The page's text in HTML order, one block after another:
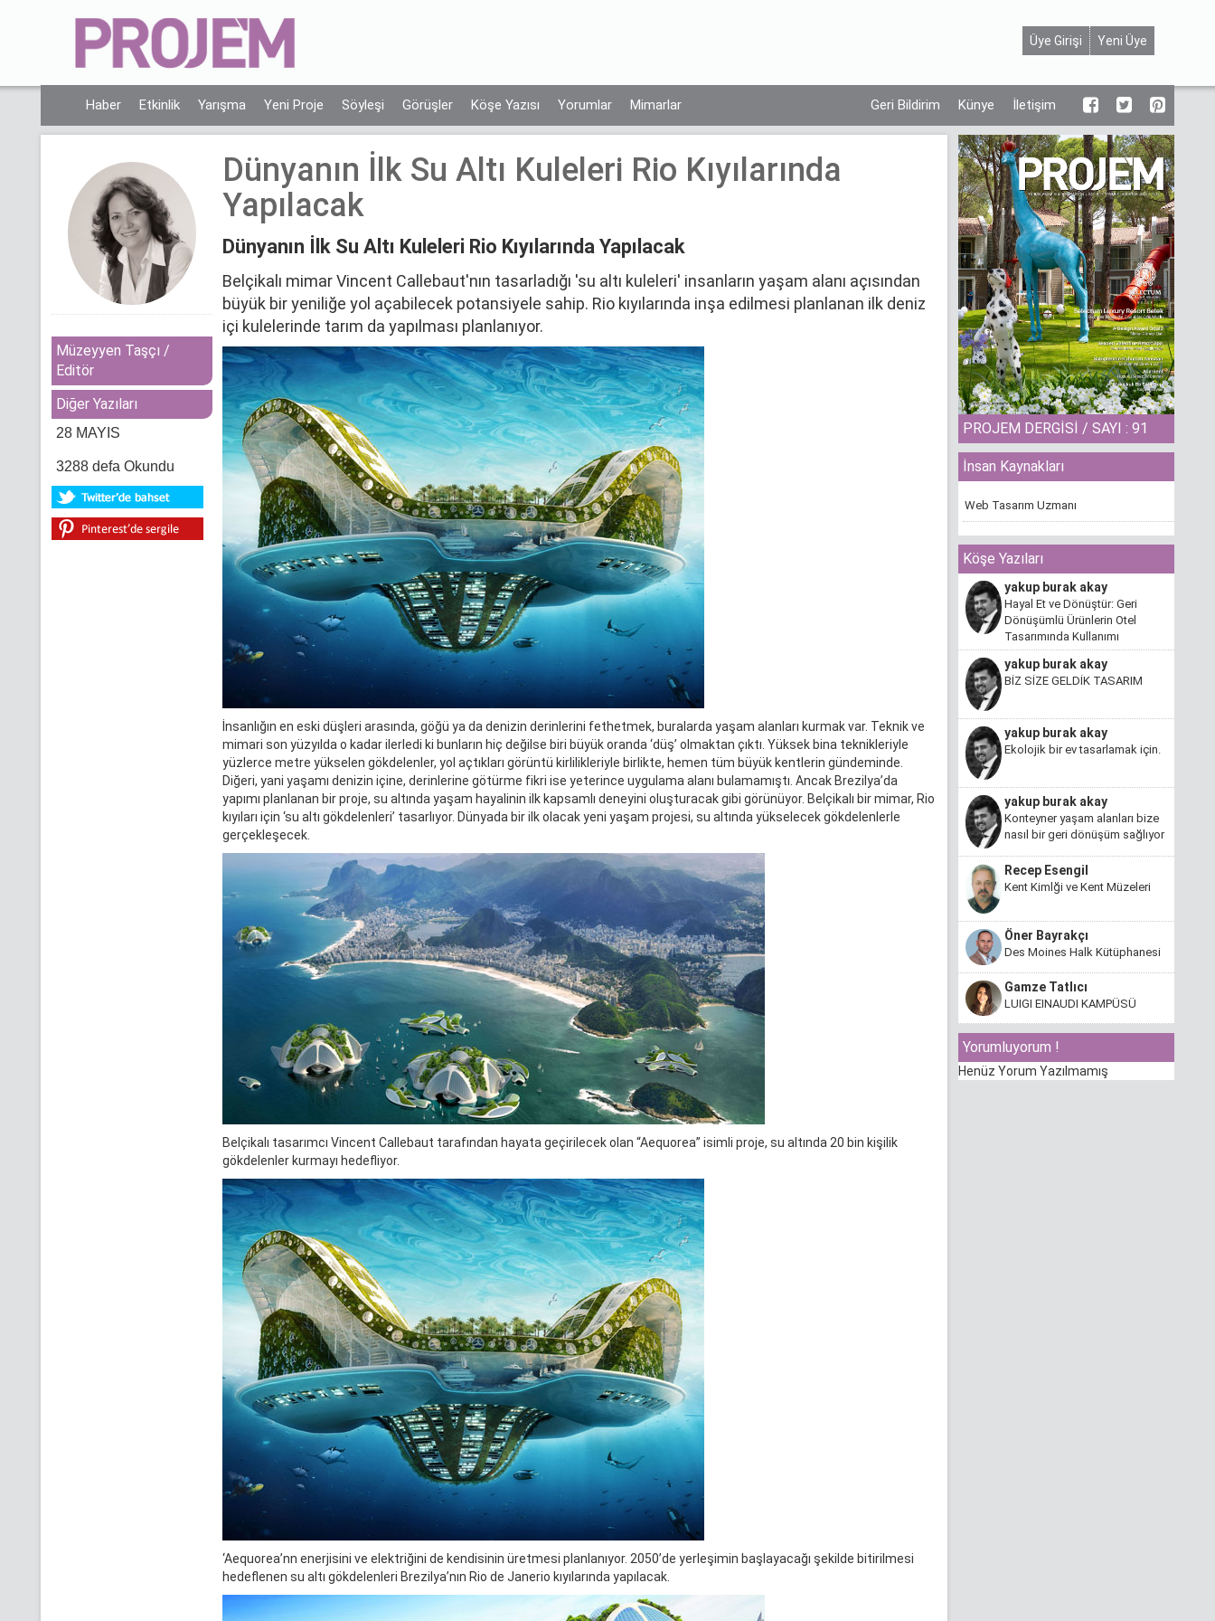
Üye Girişi Yeni Üye
Haber Etkinlik Yarışma Yeni Proje Söyleşi Görüşler Köşe Yazısı Yorumlar Mimarlar İletişim
Künye
Geri Bildirim
Müzeyyen Taşçı /
Editör
Diğer Yazıları
28 MAYIS
3288 defa Okundu
Dünyanın İlk Su Altı Kuleleri Rio Kıyılarında
Yapılacak
Dünyanın İlk Su Altı Kuleleri Rio Kıyılarında Yapılacak
Belçikalı mimar Vincent Callebaut'nın tasarladığı 'su altı kuleleri' insanların yaşam alanı açısından
büyük bir yeniliğe yol açabilecek potansiyele sahip. Rio kıyılarında inşa edilmesi planlanan ilk deniz
içi kulelerinde tarım da yapılması planlanıyor.
İnsanlığın en eski düşleri arasında, göğü ya da denizin derinlerini fethetmek, buralarda yaşam alanları kurmak var. Teknik ve
mimari son yüzyılda o kadar ilerledi ki bunların hiç değilse biri büyük oranda ‘düş’ olmaktan çıktı. Yüksek bina teknikleriyle
yüzlerce metre yükselen gökdelenler, yol açtıkları görüntü kirlilikleriyle birlikte, hemen tüm büyük kentlerin gündeminde.
Diğeri, yani yaşamı denizin içine, derinlerine götürme fikri ise yeterince uygulama alanı bulamamıştı. Ancak Brezilya’da
yapımı planlanan bir proje, su altında yaşam hayalinin ilk kapsamlı deneyini oluşturacak gibi görünüyor. Belçikalı bir mimar, Rio
kıyıları için ‘su altı gökdelenleri’ tasarlıyor. Dünyada bir ilk olacak yeni yaşam projesi, su altında yükselecek gökdelenlerle
gerçekleşecek.
Belçikalı tasarımcı Vincent Callebaut tarafından hayata geçirilecek olan “Aequorea” isimli proje, su altında 20 bin kişilik
gökdelenler kurmayı hedefliyor.
‘Aequorea’nn enerjisini ve elektriğini de kendisinin üretmesi planlanıyor. 2050’de yerleşimin başlayacağı şekilde bitirilmesi
hedeflenen su altı gökdelenleri Brezilya’nın Rio de Janerio kıyılarında yapılacak.
PROJEM DERGİSİ / SAYI : 91
İnsan Kaynakları
Web Tasarım Uzmanı
Köşe Yazıları
yakup burak akay
Hayal Et ve Dönüştür: Geri
Dönüşümlü Ürünlerin Otel
Tasarımında Kullanımı
yakup burak akay
BİZ SİZE GELDİK TASARIM
yakup burak akay
Ekolojik bir ev tasarlamak için.
yakup burak akay
Konteyner yaşam alanları bize
nasıl bir geri dönüşüm sağlıyor
Recep Esengil
Kent Kimlği ve Kent Müzeleri
Öner Bayrakçı
Des Moines Halk Kütüphanesi
Gamze Tatlıcı
LUIGI EINAUDI KAMPÜSÜ
Yorumluyorum !
Henüz Yorum Yazılmamış